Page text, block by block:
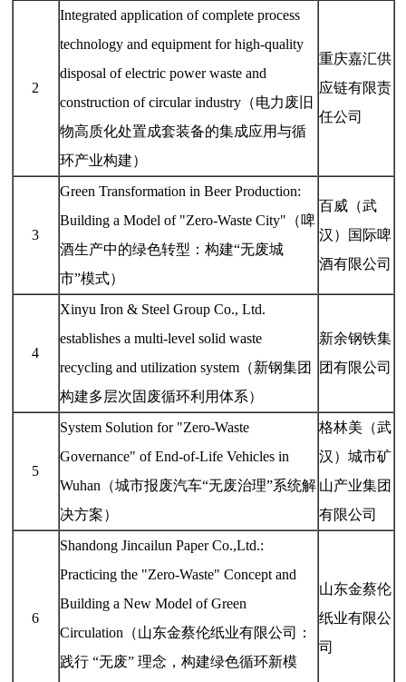
2
Integrated application of complete process
technology and equipment for high-quality
disposal of electric power waste and
construction of circular industry（电力废旧
物高质化处置成套装备的集成应用与循
环产业构建）
重庆嘉汇供
应链有限责
任公司
3
Green Transformation in Beer Production:
Building a Model of "Zero-Waste City"（啤
酒生产中的绿色转型：构建“无废城
市”模式）
百威（武
汉）国际啤
酒有限公司
4
Xinyu Iron & Steel Group Co., Ltd.
establishes a multi-level solid waste
recycling and utilization system（新钢集团
构建多层次固废循环利用体系）
新余钢铁集
团有限公司
5
System Solution for "Zero-Waste
Governance" of End-of-Life Vehicles in
Wuhan（城市报废汽车“无废治理”系统解
决方案）
格林美（武
汉）城市矿
山产业集团
有限公司
6
Shandong Jincailun Paper Co.,Ltd.:
Practicing the "Zero-Waste" Concept and
Building a New Model of Green
Circulation（山东金蔡伦纸业有限公司：
践行 “无废” 理念，构建绿色循环新模
山东金蔡伦
纸业有限公
司